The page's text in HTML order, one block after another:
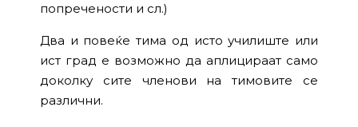
попречености и сл.)
Два и повеќе тима од исто училиште или
ист град е возможно да аплицираат само
доколку сите членови на тимовите се
различни.